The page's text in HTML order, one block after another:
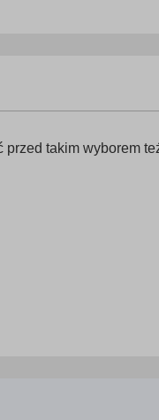
takim wyborem